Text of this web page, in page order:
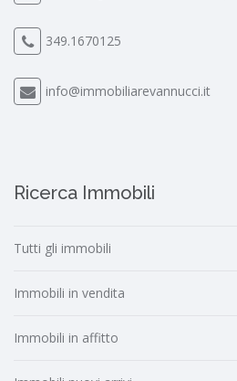
349.1670125
info@immobiliarevannucci.it
Ricerca Immobili
Tutti gli immobili
Immobili in vendita
Immobili in affitto